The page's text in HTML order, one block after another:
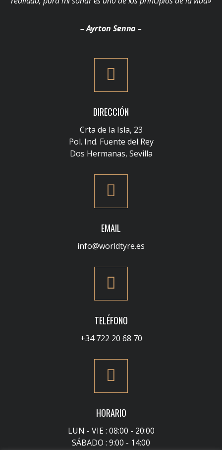
– Ayrton Senna –
DIRECCIÓN
Crta de la Isla, 23
Pol. Ind. Fuente del Rey
Dos Hermanas, Sevilla
EMAIL
info@worldtyre.es
TELÉFONO
+34 722 20 68 70
HORARIO
LUN - VIE : 08:00 - 20:00
SÁBADO : 9:00 - 14:00